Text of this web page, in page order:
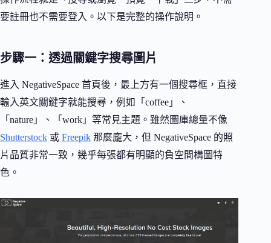
要註冊也不需要登入。以下是完整的操作說明。
步驟一：透過關鍵字搜尋圖片
進入 NegativeSpace 首頁後，最上方有一個搜尋框，直接
輸入英文關鍵字就能搜尋，例如「coffee」、
「nature」、「work」等常見主題。雖然圖庫總量不像
Shutterstock 或 Freepik 那麼龐大，但 NegativeSpace 的照
片品質非常一致，幾乎每張都有明顯的負空間構圖特
色。